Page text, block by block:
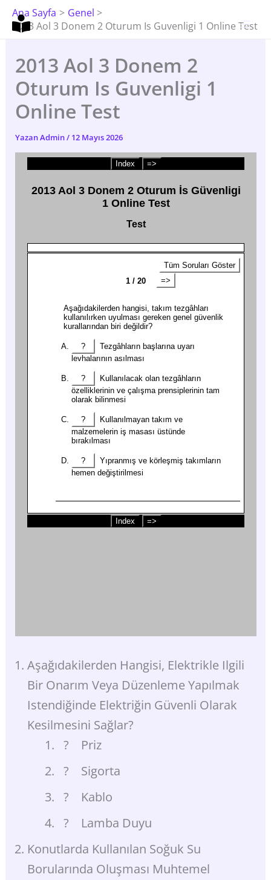
İçeriğe
Atla
Ana Sayfa
Genel
2013 Aol 3 Donem 2 Oturum Is Guvenligi 1 Online Test
2013 Aol 3 Donem 2
Oturum Is Guvenligi 1
Online Test
YazanAdmin/ 12 Mayıs 2026
Aşağıdakilerden Hangisi, Elektrikle Ilgili
Bir Onarım Veya Düzenleme Yapılmak
Istendiğinde Elektriğin Güvenli Olarak
Kesilmesini Sağlar?
? Priz
? Sigorta
? Kablo
? Lamba Duyu
Konutlarda Kullanılan Soğuk Su
Borularında Oluşması Muhtemel